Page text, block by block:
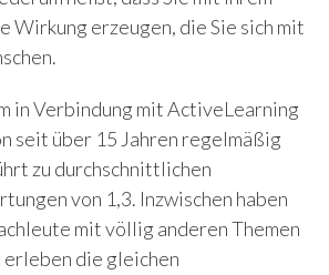
Wirkung erzeugen, die Sie sich mit
in Verbindung mit ActiveLearning
seit über 15 Jahren regelmäßig
zu durchschnittlichen
von 1,3. Inzwischen haben
mit völlig anderen Themen
erleben die gleichen